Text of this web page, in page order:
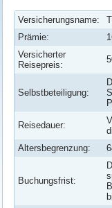
Versicherungsname:
Prämie:
Versicherter
Reisepreis:
Selbstbeteiligung:
Reisedauer:
Altersbegrenzung:
Buchungsfrist: